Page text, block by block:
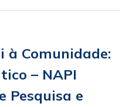
à Comunidade:
– NAPI
Pesquisa e